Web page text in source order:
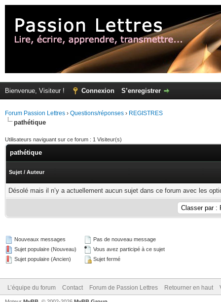
Bienvenue, Visiteur ! Connexion S’enregistrer
Forum Passion Lettres › Questions/réponses › REGISTRES
pathétique
Utilisateurs naviguant sur ce forum : 1 Visiteur(s)
pathétique
Sujet / Auteur
Désolé mais il n’y a actuellement aucun sujet dans ce forum avec les
Nouveaux messages
Sujet populaire (Nouveau)
Sujet populaire (Ancien)
Pas de nouveau message
Vous avez participé à ce sujet
Sujet fermé
L’équipe du forum Contact Forum de Passion Lettres Retourner en haut